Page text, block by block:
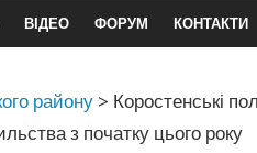
ВІДЕО ФОРУМ КОНТАКТИ
району > Коростенські
з початку цього року